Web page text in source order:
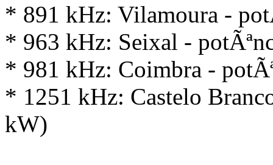
* 891 kHz: Vilamoura -
* 963 kHz: Seixal -
* 981 kHz: Coimbra -
* 1251 kHz: Castelo
kW)